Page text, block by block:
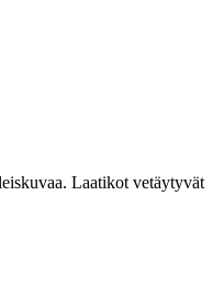
Laatikot vetäytyvät